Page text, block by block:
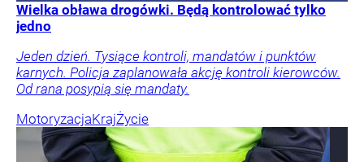
Wielka obława drogówki. Będą kontrolować tylko
jedno
Jeden dzień. Tysiące kontroli, mandatów i punktów
karnych. Policja zaplanowała akcję kontroli kierowców.
Od rana posypią się mandaty.
MotoryzacjaKrajŻycie